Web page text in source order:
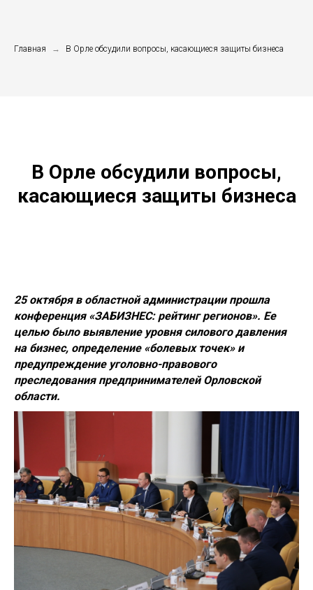
Главная → В Орле обсудили вопросы, касающиеся защиты бизнеса
В Орле обсудили вопросы,
касающиеся защиты бизнеса
25 октября в областной администрации прошла
конференция «ЗАБИЗНЕС: рейтинг регионов». Ее
целью было выявление уровня силового давления
на бизнес, определение «болевых точек» и
предупреждение уголовно-правового
преследования предпринимателей Орловской
области.